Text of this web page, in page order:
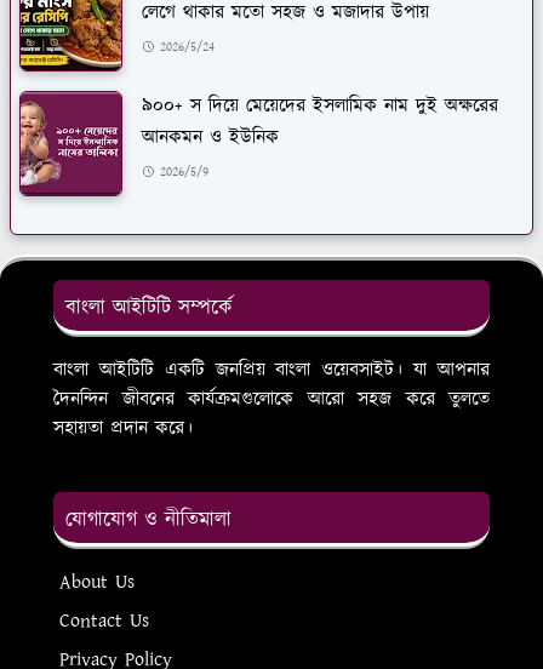
লেগে থাকার মতো সহজ ও মজাদার উপায়
2026/5/24
৯০০+ স দিয়ে মেয়েদের ইসলামিক নাম দুই অক্ষরের
আনকমন ও ইউনিক
2026/5/9
বাংলা আইটিটি সম্পর্কে
বাংলা আইটিটি একটি জনপ্রিয় বাংলা ওয়েবসাইট। যা আপনার
দৈনন্দিন জীবনের কার্যক্রমগুলোকে আরো সহজ করে তুলতে
সহায়তা প্রদান করে।
যোগাযোগ ও নীতিমালা
About Us
Contact Us
Privacy Policy